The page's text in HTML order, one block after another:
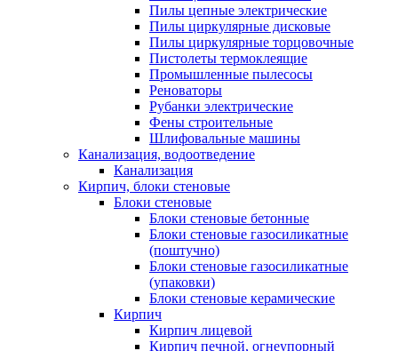
Пилы цепные электрические
Пилы циркулярные дисковые
Пилы циркулярные торцовочные
Пистолеты термоклеящие
Промышленные пылесосы
Реноваторы
Рубанки электрические
Фены строительные
Шлифовальные машины
Канализация, водоотведение
Канализация
Кирпич, блоки стеновые
Блоки стеновые
Блоки стеновые бетонные
Блоки стеновые газосиликатные
(поштучно)
Блоки стеновые газосиликатные
(упаковки)
Блоки стеновые керамические
Кирпич
Кирпич лицевой
Кирпич печной, огнеупорный